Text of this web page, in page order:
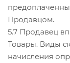
Продавцом.
5.7 Продавец
Товары. Виды
начисления